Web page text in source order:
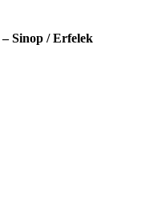
Sinop / Erfelek